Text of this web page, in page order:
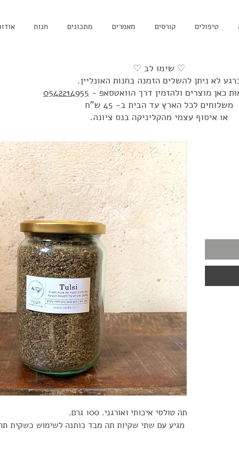
טיפולים קורסים מאמרים מתכונים חנות
♡ שימו לב ♡
לא ניתן להשלים הזמנה בחנות האונליין.
כאן מוצרים ולהזמין דרך הוואטסאפ - 0542214955
משלוחים לכל הארץ עד הבית ב- 45 ש"ח
או איסוף עצמי מהקליניקה בנס ציונה.
תה טולסי איכותי ואורגני. 100 גרם.
מגיע עם שתי שקיות תה מבד כותנה לשימוש כשקית